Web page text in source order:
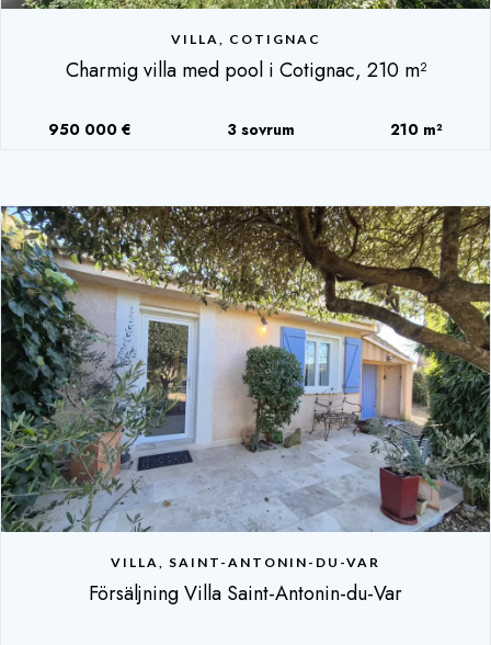
VILLA, COTIGNAC
Charmig villa med pool i Cotignac, 210 m²
950 000 € 3 sovrum 210 m²
VILLA, SAINT-ANTONIN-DU-VAR
Försäljning Villa Saint-Antonin-du-Var